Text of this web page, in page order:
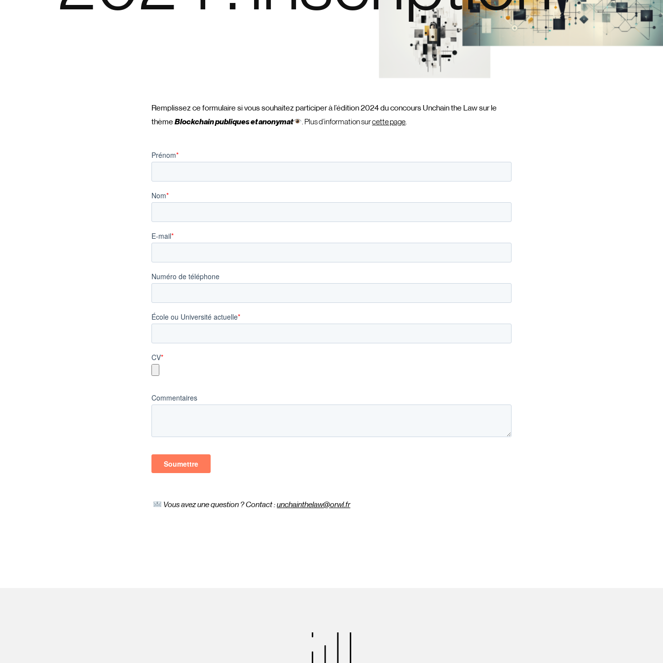
Remplissez ce formulaire si vous souhaitez participer à l’édition 2024 du concours Unchain the Law sur le
thème Blockchain publiques et anonymat . Plus d’information surcette page
Vous avez une question ? Contact :unchainthelaw@orwl.fr